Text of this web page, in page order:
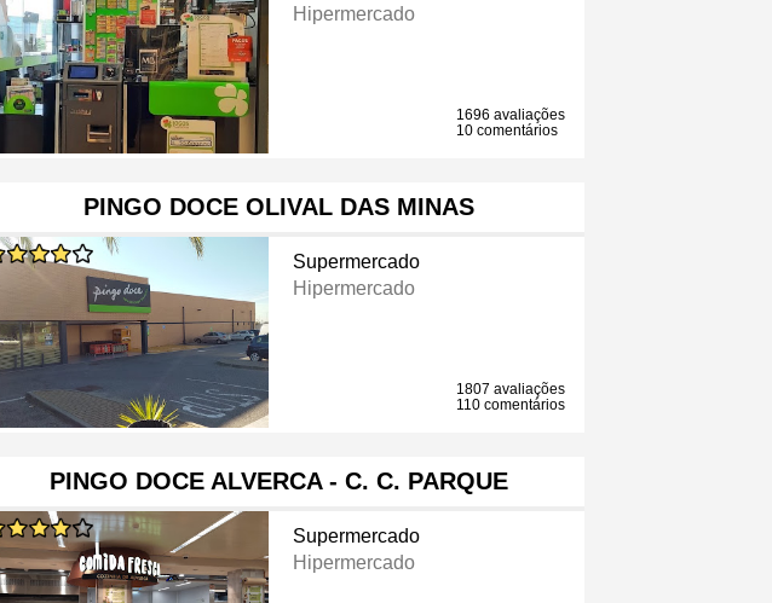
Hipermercado
1696 avaliações
10 comentários
PINGO DOCE OLIVAL DAS MINAS
Supermercado
Hipermercado
1807 avaliações
110 comentários
PINGO DOCE ALVERCA - C. C. PARQUE
Supermercado
Hipermercado